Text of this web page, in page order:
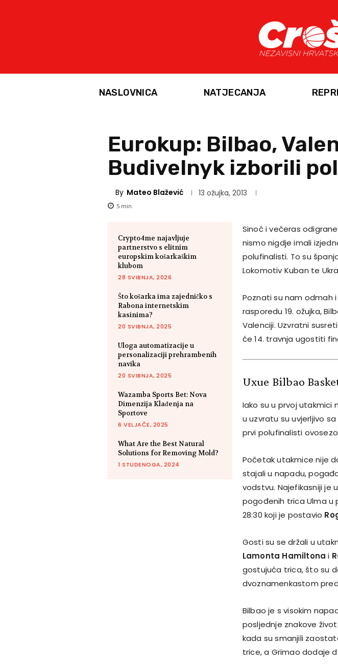
NASLOVNICA NATJECANJA
Eurokup: Bilbao,
Budivelnyk izborili
By Mateo Blažević 13 ožujka, 2013
5 min.
Crypto4me najavljuje
partnerstvo s elitnim
europskim košarkaškim
klubom
28 SVIBNJA, 2026
Što košarka ima zajedničko s
Rabona internetskim
kasinima?
20 SVIBNJA, 2025
Uloga automatizacije u
personalizaciji prehrambenih
navika
20 SVIBNJA, 2025
Wazamba Sports Bet: Nova
Dimenzija Klađenja na
Sportove
6 VELJAČE, 2025
What Are the Best Natural
Solutions for Removing Mold?
1 STUDENOGA, 2024
Sinoć i večeras
nismo nigdje imali
polufinalisti. To su
Lokomotiv Kuban te
Poznati su nam odmah
rasporedu 19. ožujka,
Valenciji. Uzvratni
će 14. travnja ugostiti
Uxue Bilbao
Iako su u prvoj utakmici
u uzvratu su uvjerljivo
prvi polufinalisti
Početak utakmice nije
stajali u napadu,
vodstvu. Najefikasniji je
pogođenih trica Ulma u
28:30 koji je postavio
Gosti su se držali u
Lamonta Hamiltona i
gostujuća trica, što su
dvoznamenkastom
Bilbao je s visokim
posljednje znakove
kada su smanjili
trice, a Grimao dodaje